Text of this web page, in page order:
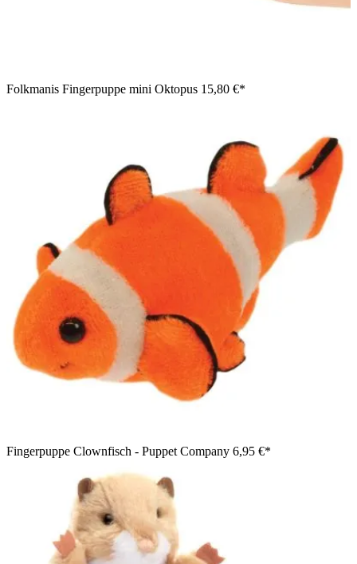
Folkmanis Fingerpuppe mini Oktopus 15,80 €*
Fingerpuppe Clownfisch - Puppet Company 6,95 €*